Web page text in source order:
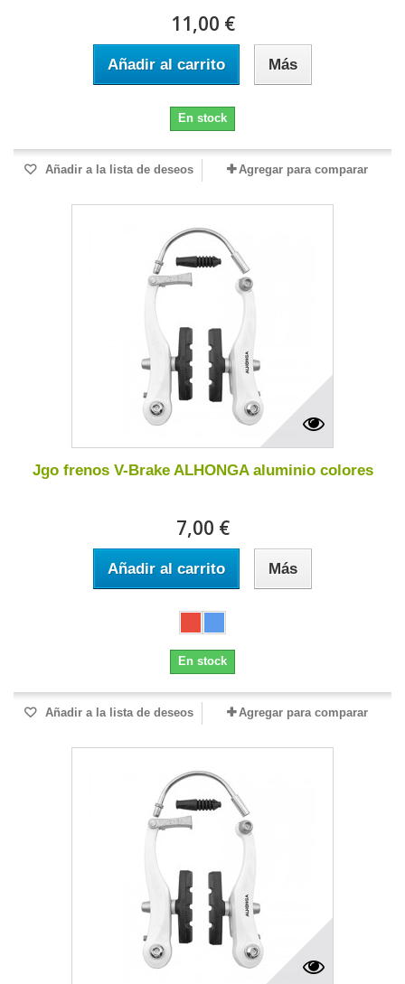
11,00 €
Añadir al carrito Más
En stock
Añadir a la lista de deseos Agregar para comparar
Jgo frenos V-Brake ALHONGA aluminio colores
7,00 €
Añadir al carrito Más
En stock
Añadir a la lista de deseos Agregar para comparar